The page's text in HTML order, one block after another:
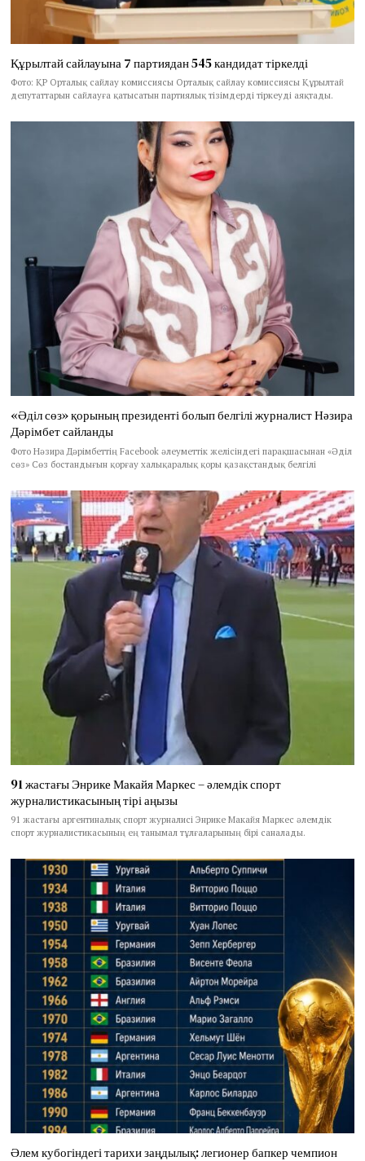
Құрылтай сайлауына 7 партиядан 545 кандидат тіркелді
Фото: ҚР Орталық сайлау комиссиясы Орталық сайлау комиссиясы Құрылтай
депутаттарын сайлауға қатысатын партиялық тізімдерді тіркеуді аяқтады.
«Әділ сөз» қорының президенті болып белгілі журналист Нәзира
Дәрімбет сайланды
Фото Нәзира Дәрімбеттің Facebook әлеуметтік желісіндегі парақшасынан «Әділ
сөз» Сөз бостандығын қорғау халықаралық қоры қазақстандық белгілі
91 жастағы Энрике Макайя Маркес – әлемдік спорт
журналистикасының тірі аңызы
91 жастағы аргентиналық спорт журналисі Энрике Макайя Маркес әлемдік
спорт журналистикасының ең танымал тұлғаларының бірі саналады.
Әлем кубогіндегі тарихи заңдылық: легионер бапкер чемпион